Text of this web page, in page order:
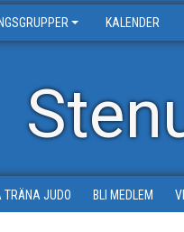
KALENDER
TRÄNA JUDO BLI MEDLEM